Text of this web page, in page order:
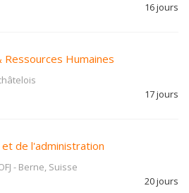
16 jours
Ressources Humaines
17 jours
de l'administration
- Berne, Suisse
20 jours